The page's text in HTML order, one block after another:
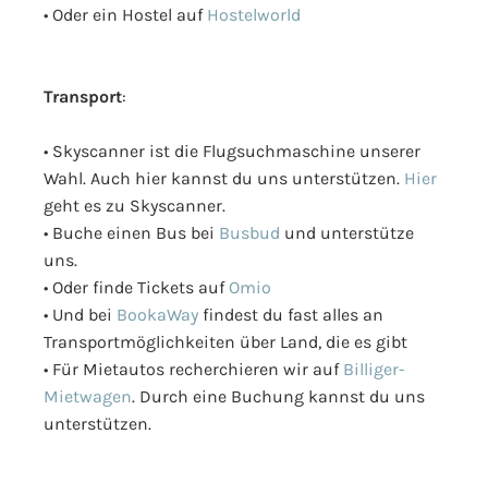
• Oder ein Hostel auf Hostelworld
Transport:
• Skyscanner ist die Flugsuchmaschine unserer
Wahl. Auch hier kannst du uns unterstützen. Hier
geht es zu Skyscanner.
• Buche einen Bus bei Busbud und unterstütze
uns.
• Oder finde Tickets auf Omio
• Und bei BookaWay findest du fast alles an
Transportmöglichkeiten über Land, die es gibt
• Für Mietautos recherchieren wir auf Billiger-
Mietwagen. Durch eine Buchung kannst du uns
unterstützen.